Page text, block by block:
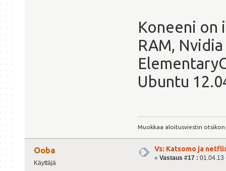
Koneeni on
RAM,
Ubuntu
Muokkaa aloitusviestin otsikon
Ooba
Käyttäjä
Vs: Katsomo ja
« Vastaus #17 : 01.04.13